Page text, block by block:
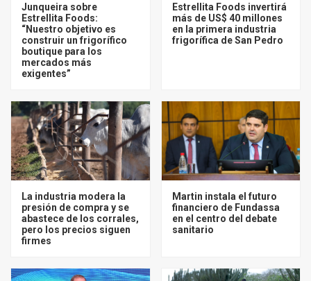
Junqueira sobre
Estrellita Foods:
“Nuestro objetivo es
construir un frigorífico
boutique para los
mercados más
exigentes”
Estrellita Foods invertirá
más de US$ 40 millones
en la primera industria
frigorífica de San Pedro
La industria modera la
presión de compra y se
abastece de los corrales,
pero los precios siguen
firmes
Martin instala el futuro
financiero de Fundassa
en el centro del debate
sanitario